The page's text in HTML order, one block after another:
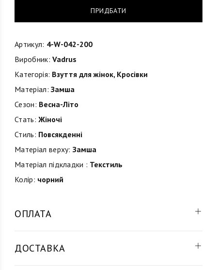
ПРИДБАТИ
Артикул: 4-W-042-200
Виробник: Vadrus
Категорія: Взуття для жінок, Кросівки
Матеріал: Замша
Сезон: Весна-Літо
Стать: Жіночі
Стиль: Повсякденні
Матеріал верху: Замша
Матеріал підкладки : Текстиль
Колір: чорний
ОПЛАТА
ДОСТАВКА